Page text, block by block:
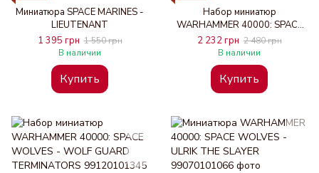
Миниатюра SPACE MARINES -
LIEUTENANT
1 395 грн 1 550 грн
В наличии
Купить
Набор миниатюр
WARHAMMER 40000: SPACE
WOLVES - WULFEN
2 232 грн 2 480 грн
В наличии
Купить